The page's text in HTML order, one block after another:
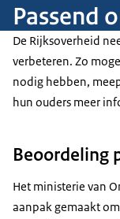
Passend
De Rijksoverheid
verbeteren. Zo
nodig hebben,
hun ouders meer
Beoordeling
Het ministerie van
aanpak gemaakt